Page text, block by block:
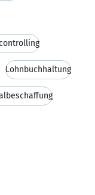
Lohnbuchhaltung